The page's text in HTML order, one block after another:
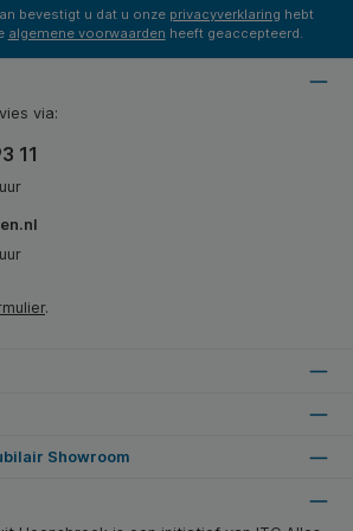
bevestigt u dat u onze privacyverklaring hebt
algemene voorwaarden heeft geaccepteerd.
via:
11
.
Showroom